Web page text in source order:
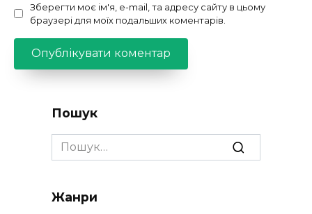
Зберегти моє ім'я, e-mail, та адресу сайту в цьому
браузері для моїх подальших коментарів.
Пошук
Search
for:
Жанри